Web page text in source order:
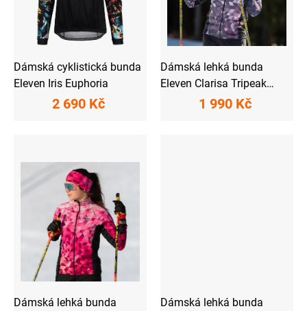
Dámská cyklistická bunda
Eleven Iris Euphoria
2 690 Kč
Dámská lehká bunda
Eleven Clarisa Tripeak
1 990 Kč
Dámská lehká bunda
Dámská lehká bunda